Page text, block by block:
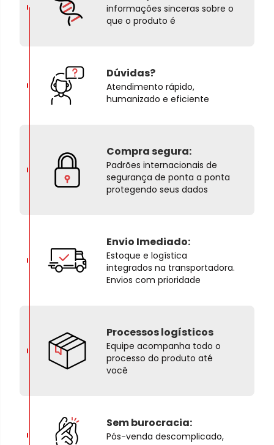
informações sinceras sobre o
que o produto é
Dúvidas?
Atendimento rápido,
humanizado e eficiente
Compra segura:
Padrões internacionais de
segurança de ponta a ponta
protegendo seus dados
Envio Imediado:
Estoque e logística
integrados na transportadora.
Envios com prioridade
Processos logísticos
Equipe acompanha todo o
processo do produto até
você
Sem burocracia:
Pós-venda descomplicado,